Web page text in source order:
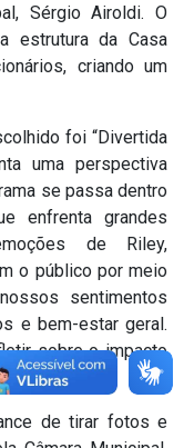
Sérgio Airoldi. O
estrutura da Casa
criando um
foi “Divertida
uma perspectiva
se passa dentro
enfrenta grandes
de Riley,
o público por meio
sentimentos
e bem-estar geral.
sobre o impacto
de tirar fotos e